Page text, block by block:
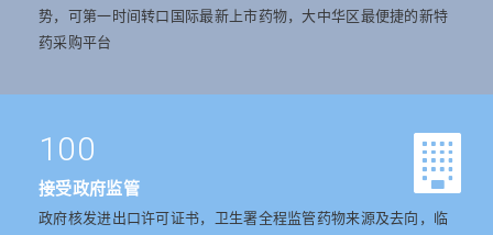
势，可第一时间转口国际最新上市药物，大中华区最便捷的新特
药采购平台
100
接受政府监管
政府核发进出口许可证书，卫生署全程监管药物来源及去向，临